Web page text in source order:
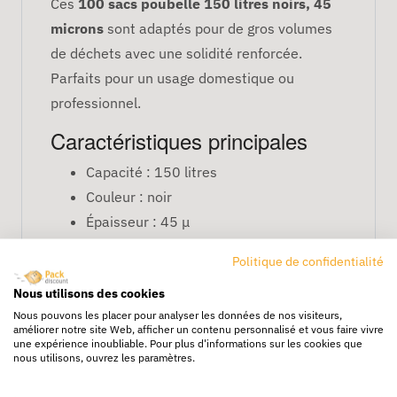
microns sont adaptés pour de gros volumes
de déchets avec une solidité renforcée.
Parfaits pour un usage domestique ou
professionnel.
Caractéristiques principales
Capacité : 150 litres
Couleur : noir
Épaisseur : 45 μ
FAQ
Conviennent-ils pour des déchets lourds
?
Ils supportent des charges moyennes à
Politique de confidentialité
Nous utilisons des cookies
Nous pouvons les placer pour analyser les données de nos visiteurs,
améliorer notre site Web, afficher un contenu personnalisé et vous faire vivre
une expérience inoubliable. Pour plus d'informations sur les cookies que
nous utilisons, ouvrez les paramètres.